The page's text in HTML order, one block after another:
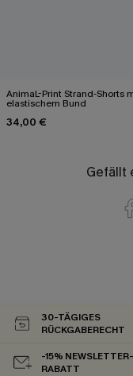
AnimaL-Print Strand-Shorts
elastischem Bund
34,00 €
Gefällt
30-TÄGIGES
RÜCKGABERECHT
-15% NEWSLETTER-
RABATT